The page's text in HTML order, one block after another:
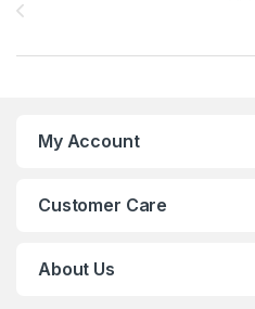
My Account
Customer Care
About Us